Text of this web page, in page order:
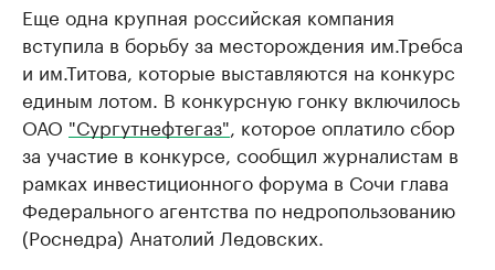
Еще одна крупная российская компания
вступила в борьбу за месторождения им.Требса
и им.Титова, которые выставляются на конкурс
единым лотом. В конкурсную гонку включилось
ОАО "Сургутнефтегаз", которое оплатило сбор
за участие в конкурсе, сообщил журналистам в
рамках инвестиционного форума в Сочи глава
Федерального агентства по недропользованию
(Роснедра) Анатолий Ледовских.